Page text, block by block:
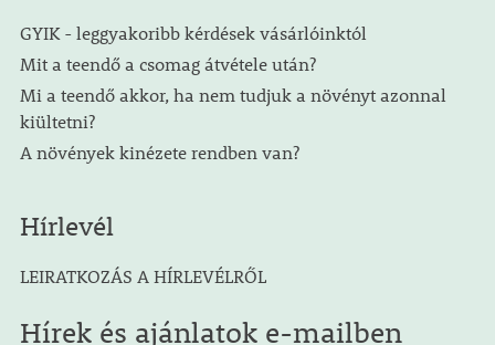
GYIK - leggyakoribb kérdések vásárlóinktól
Mit a teendő a csomag átvétele után?
Mi a teendő akkor, ha nem tudjuk a növényt azonnal
kiültetni?
A növények kinézete rendben van?
Hírlevél
LEIRATKOZÁS A HÍRLEVÉLRŐL
Hírek és ajánlatok e-mailben